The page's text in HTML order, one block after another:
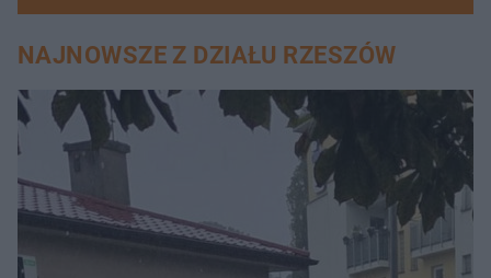
NAJNOWSZE Z DZIAŁU RZESZÓW